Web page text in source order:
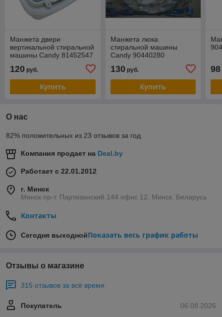
Манжета двери
вертикальной стиральной
машины Candy 81452547
120 руб.
Купить
Манжета люка
стиральной машины
Candy 90440280
130руб.
Купить
98
О нас
82% положительных из 23 отзывов за год
Компания продает на Deal.by
Работает с 22.01.2012
г. Минск
Минск пр-т. Партизанский 144 офис 12, Минск, Беларусь
Контакты
Сегодня выходнойПоказать весь график работы
Отзывы о магазине
315 отзывов за всё время
06.08.2026
Покупатель